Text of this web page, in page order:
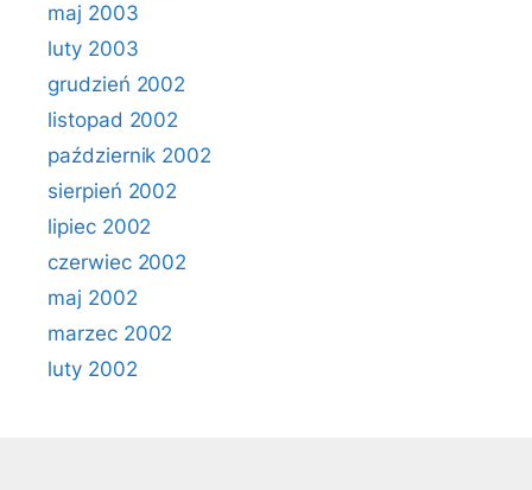
maj 2003
luty 2003
grudzień 2002
listopad 2002
październik 2002
sierpień 2002
lipiec 2002
czerwiec 2002
maj 2002
marzec 2002
luty 2002